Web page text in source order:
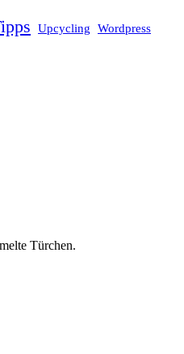
Upcycling Wordpress
Türchen.